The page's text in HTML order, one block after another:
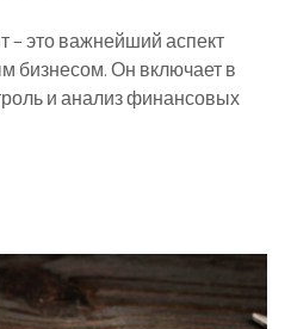
это важнейший аспект
бизнесом. Он включает в
и анализ финансовых